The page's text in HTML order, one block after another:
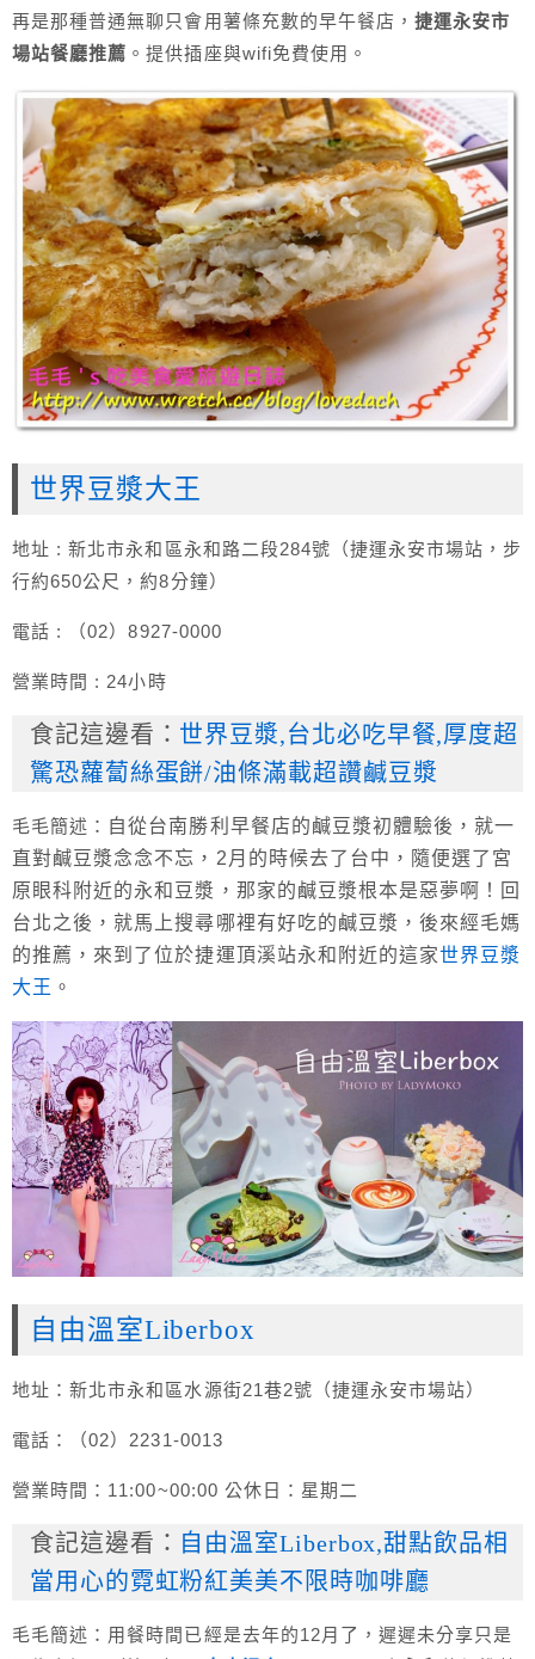
再是那種普通無聊只會用薯條充數的早午餐店，捷運永安市
場站餐廳推薦 。提供插座與wifi免費使用。
世界豆漿大王
地址 : 新北市永和區永和路二段284號（捷運永安市場站，步
行約650公尺，約8分鐘）
電話 : （02）8927-0000
營業時間 : 24小時
食記這邊看： 世界豆漿,台北必吃早餐,厚度超
驚恐蘿蔔絲蛋餅/油條滿載超讚鹹豆漿
毛毛簡述： 自從台南勝利早餐店的鹹豆漿初體驗後，就一
直對鹹豆漿念念不忘，2月的時候去了台中，隨便選了宮
原眼科附近的永和豆漿，那家的鹹豆漿根本是惡夢啊！回
台北之後，就馬上搜尋哪裡有好吃的鹹豆漿，後來經毛媽
的推薦，來到了位於捷運頂溪站永和附近的這家世界豆漿
大王 。
自由溫室Liberbox
地址：新北市永和區水源街21巷2號（捷運永安市場站）
電話：（02）2231-0013
營業時間：11:00~00:00 公休日：星期二
食記這邊看： 自由溫室Liberbox,甜點飲品相
當用心的霓虹粉紅美美不限時咖啡廳
毛毛簡述：用餐時間已經是去年的12月了，遲遲未分享只是